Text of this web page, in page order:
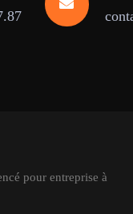
pour entreprise à